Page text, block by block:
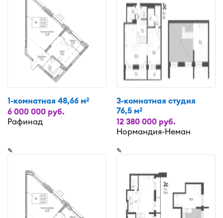
1-комнатная 48,66 м2
6 000 000 руб.
Рафинад
3-комнатная студия
76,5 м2
12 380 000 руб.
Нормандия-Неман
✎ ✎